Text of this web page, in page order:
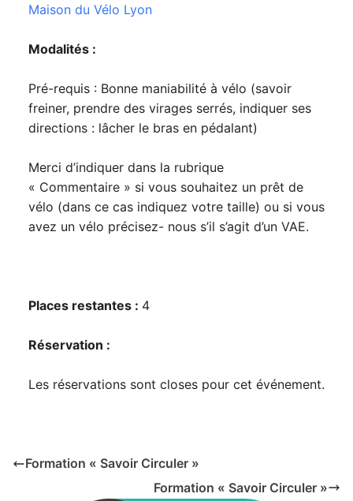
Maison du Vélo Lyon
Modalités :
Pré-requis : Bonne maniabilité à vélo (savoir
freiner, prendre des virages serrés, indiquer ses
directions : lâcher le bras en pédalant)
Merci d’indiquer dans la rubrique
« Commentaire » si vous souhaitez un prêt de
vélo (dans ce cas indiquez votre taille) ou si vous
avez un vélo précisez- nous s’il s’agit d’un VAE.
Places restantes : 4
Réservation :
Les réservations sont closes pour cet événement.
Formation « Savoir Circuler »
Formation « Savoir Circuler »